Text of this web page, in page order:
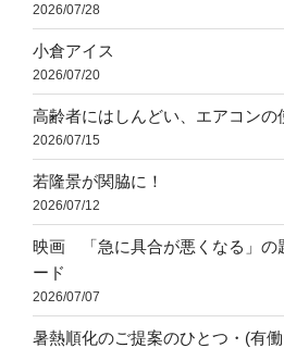
2026/07/28
小倉アイス
2026/07/20
高齢者にはしんどい、エアコンの
2026/07/15
若隆景が関脇に！
2026/07/12
映画 「急に具合が悪くなる」の
ード
2026/07/07
暑熱順化のご提案のひとつ・(有